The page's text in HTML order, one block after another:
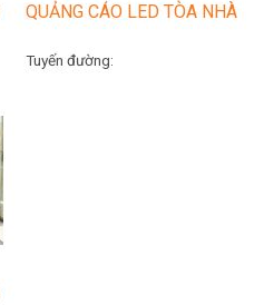
QUẢNG CÁO LED TÒA NHÀ
Tuyến đường: